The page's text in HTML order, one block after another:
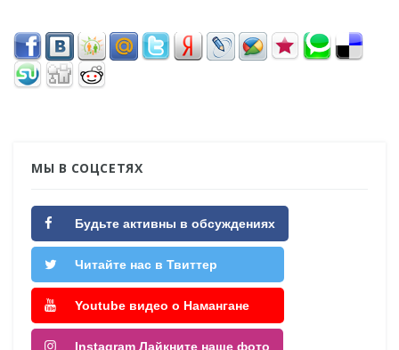
МЫ В СОЦСЕТЯХ
Будьте активны в обсуждениях
Читайте нас в Твиттер
Youtube видео о Намангане
Instagram Лайкните наше фото